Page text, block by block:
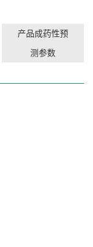
产品成药性预
测参数